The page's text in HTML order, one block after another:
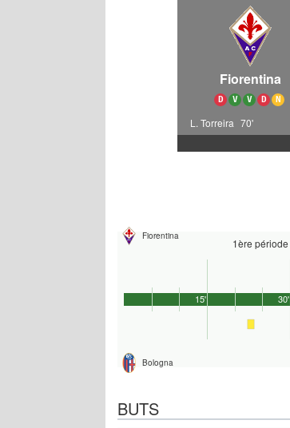
Fiorentina
D V V D N
L. Torreira 70'
Fiorentina
1ère période
Bologna
15' 30'
BUTS